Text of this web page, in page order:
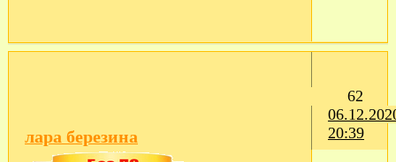
62
20:39
лара березина